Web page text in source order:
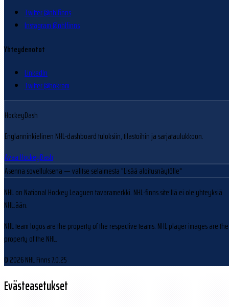
Twitter @nhlfinns
Instagram @nhlfinns
Yhteydenotot
LinkedIn
Twitter @hokram
HockeyDash
Englanninkielinen NHL-dashboard tuloksiin, tilastoihin ja sarjataulukkoon.
Avaa HockeyDash
Asenna sovelluksena — valitse selaimesta "Lisää aloitusnäytölle"
NHL on National Hockey Leaguen tavaramerkki. NHL-finns.site:llä ei ole yhteyksiä
NHL:ään.
NHL team logos are the property of the respective teams. NHL player images are the
property of the NHL.
© 2026 NHL Finns7.0.25
Evästeasetukset